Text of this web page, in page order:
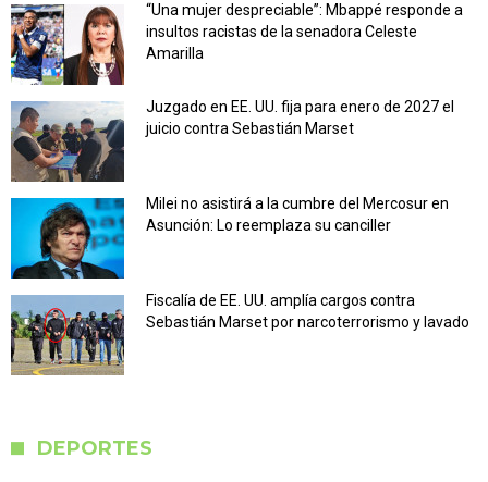
“Una mujer despreciable”: Mbappé responde a
insultos racistas de la senadora Celeste
Amarilla
Juzgado en EE. UU. fija para enero de 2027 el
juicio contra Sebastián Marset
Milei no asistirá a la cumbre del Mercosur en
Asunción: Lo reemplaza su canciller
Fiscalía de EE. UU. amplía cargos contra
Sebastián Marset por narcoterrorismo y lavado
DEPORTES